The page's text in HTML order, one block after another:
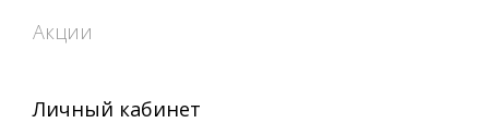
Акции
Личный кабинет